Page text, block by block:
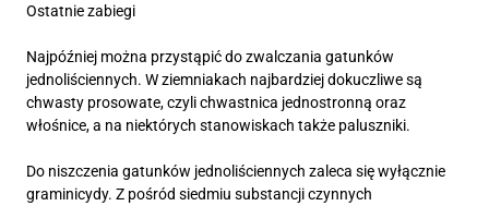
Ostatnie zabiegi
Najpóźniej można przystąpić do zwalczania gatunków
jednoliściennych. W ziemniakach najbardziej dokuczliwe są
chwasty prosowate, czyli chwastnica jednostronną oraz
włośnice, a na niektórych stanowiskach także paluszniki.
Do niszczenia gatunków jednoliściennych zaleca się wyłącznie
graminicydy. Z pośród siedmiu substancji czynnych